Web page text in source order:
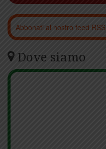
Abbonati al nostro feed RSS
Dove siamo